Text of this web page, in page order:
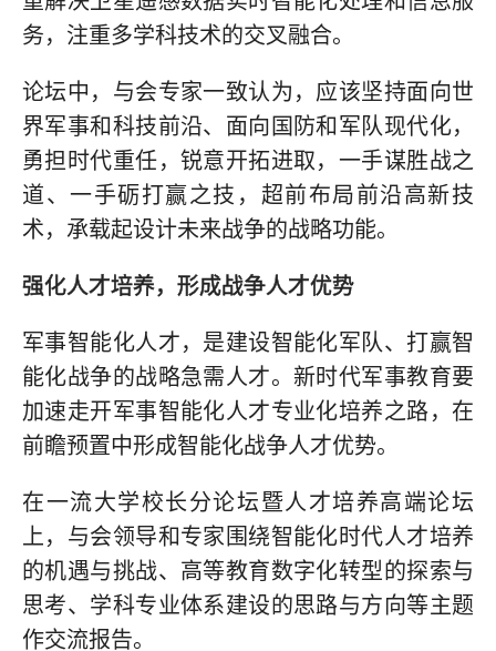
务，注重多学科技术的交叉融合。
论坛中，与会专家一致认为，应该坚持面向世
界军事和科技前沿、面向国防和军队现代化，
勇担时代重任，锐意开拓进取，一手谋胜战之
道、一手砺打赢之技，超前布局前沿高新技
术，承载起设计未来战争的战略功能。
强化人才培养，形成战争人才优势
军事智能化人才，是建设智能化军队、打赢智
能化战争的战略急需人才。新时代军事教育要
加速走开军事智能化人才专业化培养之路，在
前瞻预置中形成智能化战争人才优势。
在一流大学校长分论坛暨人才培养高端论坛
上，与会领导和专家围绕智能化时代人才培养
的机遇与挑战、高等教育数字化转型的探索与
思考、学科专业体系建设的思路与方向等主题
作交流报告。